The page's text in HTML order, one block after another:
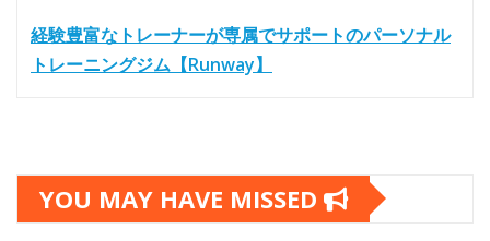
経験豊富なトレーナーが専属でサポートのパーソナル
トレーニングジム【Runway】
YOU MAY HAVE MISSED